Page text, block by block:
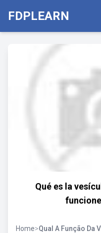
FDPLEARN
Qué es la
Home>Qual A Função Da